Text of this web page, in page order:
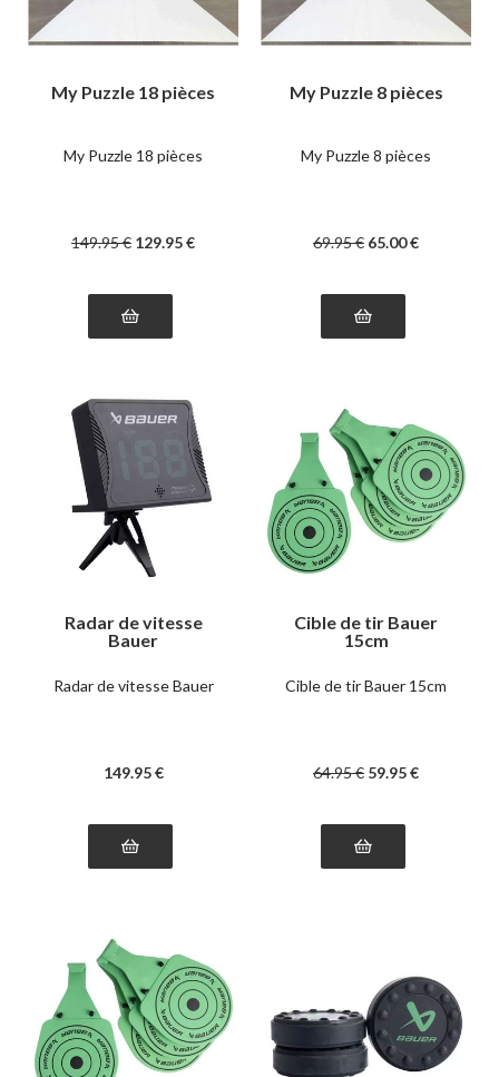
My Puzzle 18 pièces
My Puzzle 18 pièces
149.95€ 129.95€
My Puzzle 8 pièces
My Puzzle 8 pièces
69.95€ 65.00€
Radar de vitesse
Bauer
Radar de vitesse Bauer
149.95 €
Cible de tir Bauer
15cm
Cible de tir Bauer 15cm
64.95€ 59.95€